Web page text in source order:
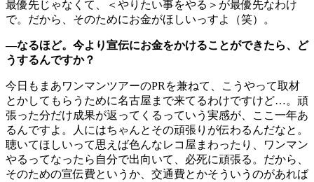
最優先じゃなくて、＜やりたい事をやる＞が最優先なわけ
で。だから、そのためにお金がほしいっすよ（笑）。
―なるほど。今より宣伝にお金をかけることができたら、ど
うするんですか？
今日もまあワンマンツアーのPRを兼ねて、こうやって取材
とかしてもらうために名古屋まで来てるわけですけど…。頑
張った分だけ成果が返ってくるっていう実感が、ここ一年あ
るんですよ。人にはちゃんとその頑張りが伝わるんだなと。
聴いてほしいって思えば色んなレコ屋まわったり、ワンマン
やるってなったら自分で出向いて、必死に頑張る。だから、
そのための宣伝費というか、交通費とかそういうのがあれば